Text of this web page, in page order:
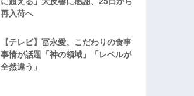
再入荷へ
【テレビ】冨永愛、こだわりの食事
事情が話題「神の領域」「レベルが
全然違う」